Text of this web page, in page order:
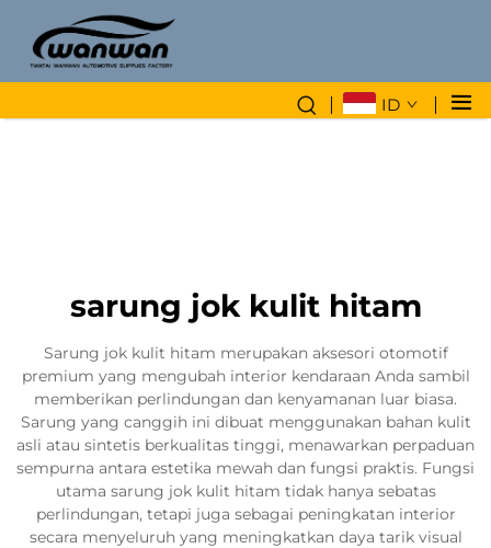
ID
sarung jok kulit hitam
Sarung jok kulit hitam merupakan aksesori otomotif
premium yang mengubah interior kendaraan Anda sambil
memberikan perlindungan dan kenyamanan luar biasa.
Sarung yang canggih ini dibuat menggunakan bahan kulit
asli atau sintetis berkualitas tinggi, menawarkan perpaduan
sempurna antara estetika mewah dan fungsi praktis. Fungsi
utama sarung jok kulit hitam tidak hanya sebatas
perlindungan, tetapi juga sebagai peningkatan interior
secara menyeluruh yang meningkatkan daya tarik visual